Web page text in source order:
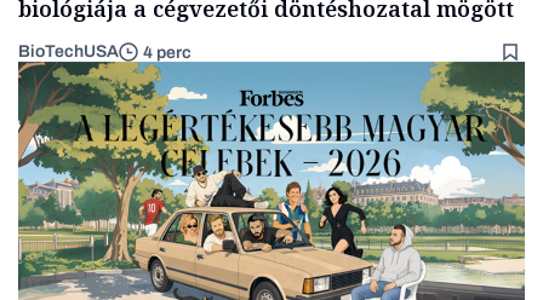
biológiája a cégvezetői döntéshozatal mögött
BioTechUSA 4 perc